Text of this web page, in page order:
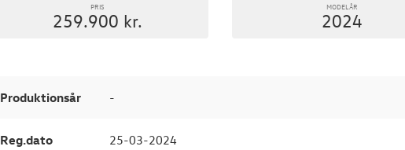
PRIS
259.900 kr.
MODELÅR
2024
Produktionsår -
Reg.dato 25-03-2024